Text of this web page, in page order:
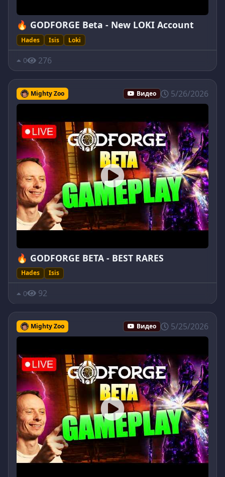
🔥 GODFORGE Beta - New LOKI Account
Hades Isis Loki
0 276
Mighty Zoo Видео 5/26/2026
🔥 GODFORGE BETA - BEST RARES
Hades Isis
0 92
Mighty Zoo Видео 5/25/2026